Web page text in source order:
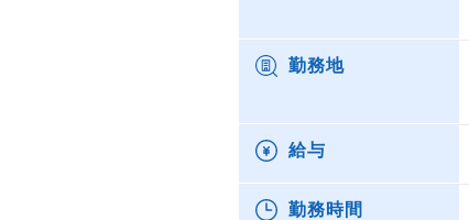
勤務地
給与
勤務時間